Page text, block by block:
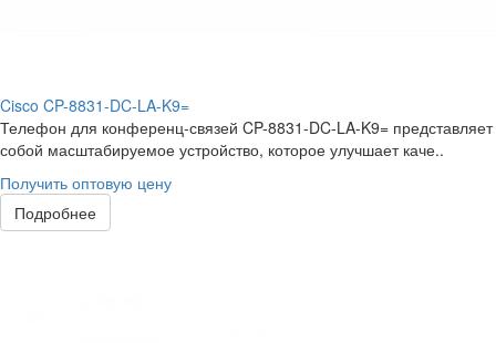
Cisco CP-8831-DC-LA-K9=
Телефон для конференц-связей CP-8831-DC-LA-K9= представляет
собой масштабируемое устройство, которое улучшает каче..
Получить оптовую цену
Подробнее